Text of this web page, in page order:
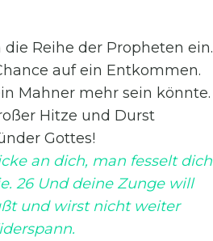
Reihe der Propheten ein.
auf ein Entkommen.
Mahner mehr sein könnte.
Hitze und Durst
Gottes!
an dich, man fesselt dich
26 Und deine Zunge will
und wirst nicht weiter